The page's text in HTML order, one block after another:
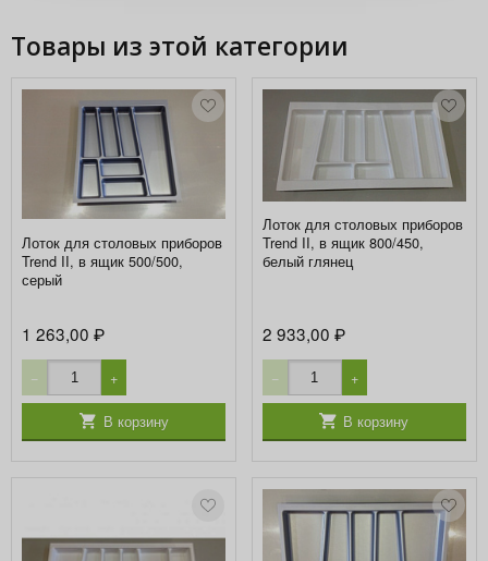
Товары из этой категории
Лоток для столовых приборов
Trend II, в ящик 500/500,
серый
1 263,00₽
− +
В корзину
Лоток для столовых приборов
Trend II, в ящик 800/450,
белый глянец
2 933,00 ₽
− +
В корзину